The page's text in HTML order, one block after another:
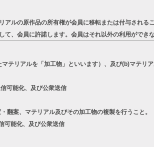
ルの原作品の所有権が会員に移転または付与されるこ
、会員に許諾します。会員はそれ以外の利用ができな
リアルを「加工物」といいます）、及び(b)マテリ
可能化、及び公衆送信
案、マテリアル及びその加工物の複製を行うこと。
可能化、及び公衆送信